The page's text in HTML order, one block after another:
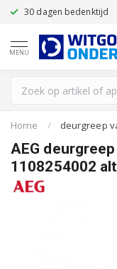
30 dagen bedenktijd
MENU
Home / deurgreep
AEG
1108254002